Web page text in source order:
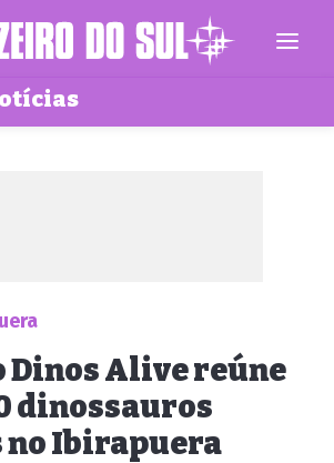
Dinos Alive reúne
dinossauros
no Ibirapuera